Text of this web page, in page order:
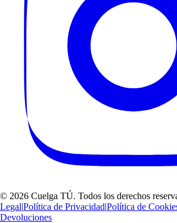
© 2026 Cuelga TÚ. Todos los derechos
Legal|Política de Privacidad|Política de
Devoluciones